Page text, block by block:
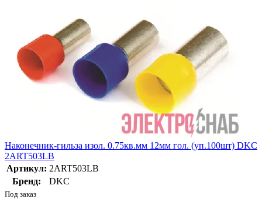
Наконечник-гильза изол. 0.75кв.мм 12мм гол. (уп.100шт) DKC
2ART503LB
Артикул: 2ART503LB
Бренд:
DKC
Под заказ